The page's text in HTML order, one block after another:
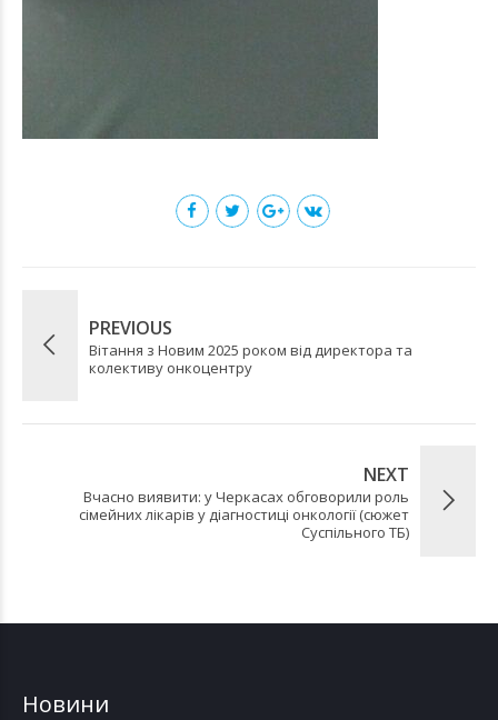
PREVIOUS
Вітання з Новим 2025 роком від директора та
колективу онкоцентру
NEXT
Вчасно виявити: у Черкасах обговорили роль
сімейних лікарів у діагностиці онкології (сюжет
Суспільного ТБ)
Новини